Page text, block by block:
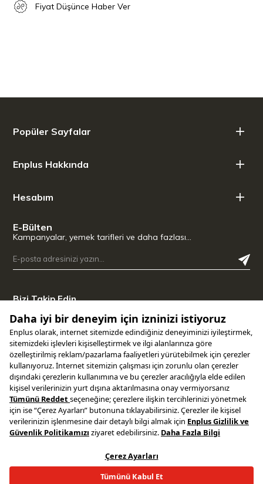
Fiyat Düşünce Haber Ver
Popüler Sayfalar
Enplus Hakkında
Hesabım
E-Bülten
Kampanyalar, yemek tarifleri ve daha fazlası…
Bizi Takip Edin
Uygulamamızı İndirin
Copyright © 2025 ENPLUS | Tüm hakları saklıdır.